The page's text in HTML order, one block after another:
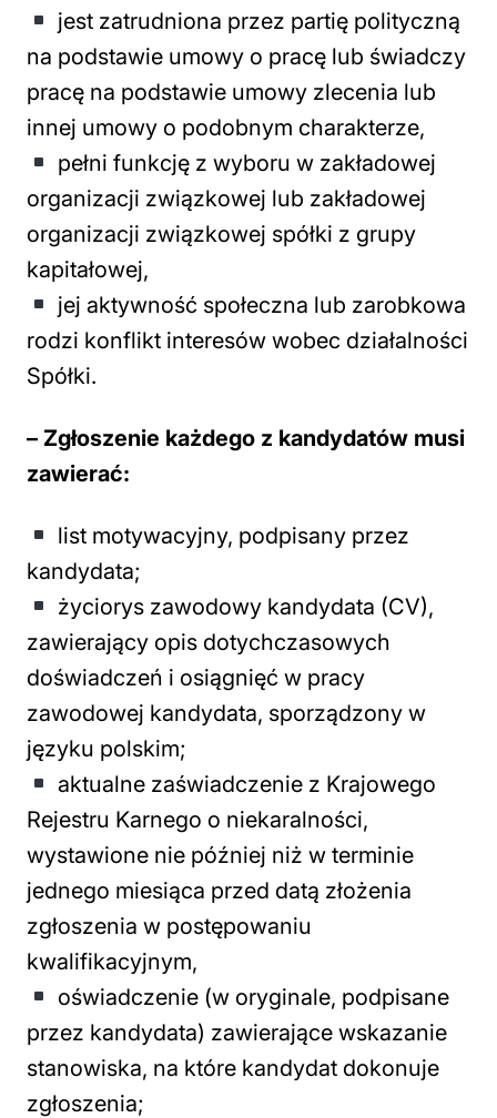
jest zatrudniona przez partię polityczną
na podstawie umowy o pracę lub świadczy
pracę na podstawie umowy zlecenia lub
innej umowy o podobnym charakterze,
pełni funkcję z wyboru w zakładowej
organizacji związkowej lub zakładowej
organizacji związkowej spółki z grupy
kapitałowej,
jej aktywność społeczna lub zarobkowa
rodzi konflikt interesów wobec działalności
Spółki.
– Zgłoszenie każdego z kandydatów musi
zawierać:
list motywacyjny, podpisany przez
kandydata;
życiorys zawodowy kandydata (CV),
zawierający opis dotychczasowych
doświadczeń i osiągnięć w pracy
zawodowej kandydata, sporządzony w
języku polskim;
aktualne zaświadczenie z Krajowego
Rejestru Karnego o niekaralności,
wystawione nie później niż w terminie
jednego miesiąca przed datą złożenia
zgłoszenia w postępowaniu
kwalifikacyjnym,
oświadczenie (w oryginale, podpisane
przez kandydata) zawierające wskazanie
stanowiska, na które kandydat dokonuje
zgłoszenia;